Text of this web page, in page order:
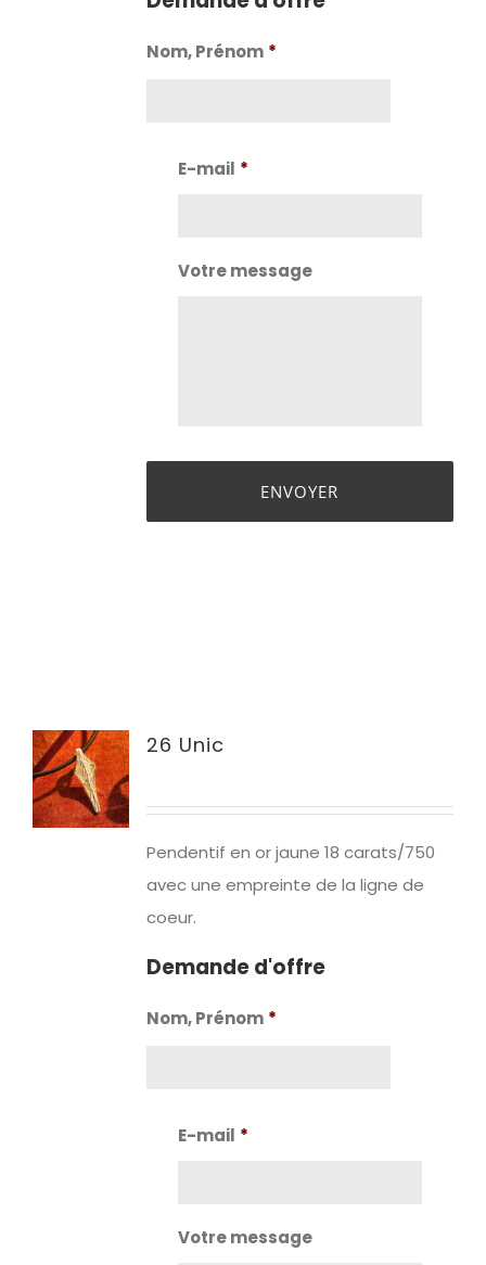
Nom, Prénom *
E-mail *
Votre message
26 Unic
Pendentif en or jaune 18 carats/750
avec une empreinte de la ligne de
coeur.
Demande d'offre
Nom, Prénom *
E-mail *
Votre message